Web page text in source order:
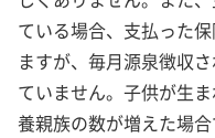
ている場合、支払った
ますが、毎月源泉徴収
ていません。子供が生
養親族の数が増えた場